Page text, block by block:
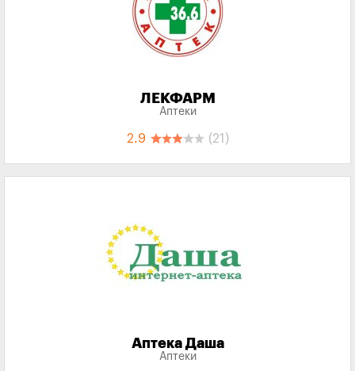
ЛЕКФАРМ
Аптеки
2.9 (21)
Аптека Даша
Аптеки